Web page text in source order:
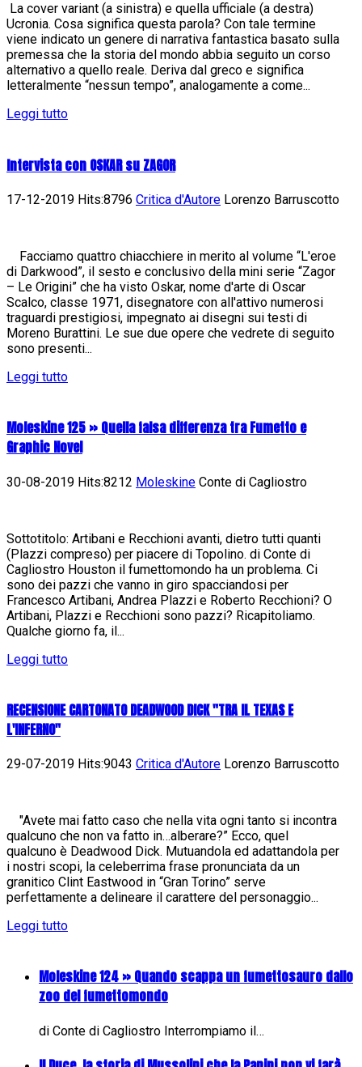
La cover variant (a sinistra) e quella ufficiale (a destra)
Ucronia. Cosa significa questa parola? Con tale termine
viene indicato un genere di narrativa fantastica basato sulla
premessa che la storia del mondo abbia seguito un corso
alternativo a quello reale. Deriva dal greco e significa
letteralmente “nessun tempo”, analogamente a come...
Leggi tutto
Intervista con OSKAR su ZAGOR
17-12-2019 Hits:8796 Critica d'Autore Lorenzo Barruscotto
Facciamo quattro chiacchiere in merito al volume “L'eroe
di Darkwood”, il sesto e conclusivo della mini serie “Zagor
– Le Origini” che ha visto Oskar, nome d'arte di Oscar
Scalco, classe 1971, disegnatore con all'attivo numerosi
traguardi prestigiosi, impegnato ai disegni sui testi di
Moreno Burattini. Le sue due opere che vedrete di seguito
sono presenti...
Leggi tutto
Moleskine 125 » Quella falsa differenza tra Fumetto e
Graphic Novel
30-08-2019 Hits:8212 Moleskine Conte di Cagliostro
Sottotitolo: Artibani e Recchioni avanti, dietro tutti quanti
(Plazzi compreso) per piacere di Topolino. di Conte di
Cagliostro Houston il fumettomondo ha un problema. Ci
sono dei pazzi che vanno in giro spacciandosi per
Francesco Artibani, Andrea Plazzi e Roberto Recchioni? O
Artibani, Plazzi e Recchioni sono pazzi? Ricapitoliamo.
Qualche giorno fa, il...
Leggi tutto
RECENSIONE CARTONATO DEADWOOD DICK "TRA IL TEXAS E
L'INFERNO"
29-07-2019 Hits:9043 Critica d'Autore Lorenzo Barruscotto
"Avete mai fatto caso che nella vita ogni tanto si incontra
qualcuno che non va fatto in…alberare?” Ecco, quel
qualcuno è Deadwood Dick. Mutuandola ed adattandola per
i nostri scopi, la celeberrima frase pronunciata da un
granitico Clint Eastwood in “Gran Torino” serve
perfettamente a delineare il carattere del personaggio...
Leggi tutto
Moleskine 124 » Quando scappa un fumettosauro dallo
zoo del fumettomondo
di Conte di Cagliostro Interrompiamo il…